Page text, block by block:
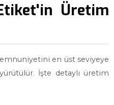
Üretim
en üst seviyeye
İşte detaylı üretim